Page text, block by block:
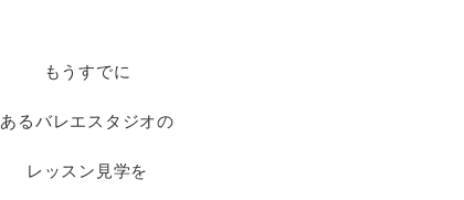
もうすでに
あるバレエスタジオの
レッスン見学を